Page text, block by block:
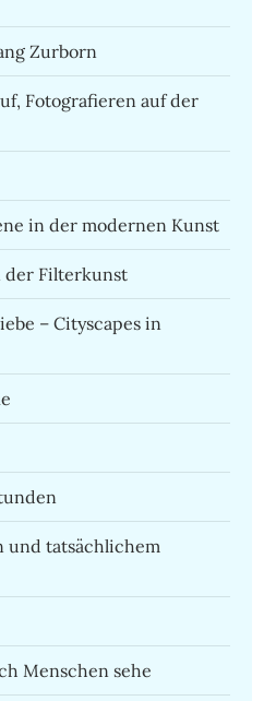
Zurborn
Fotografieren auf der
in der modernen Kunst
der Filterkunst
– Cityscapes in
und tatsächlichem
Menschen sehe